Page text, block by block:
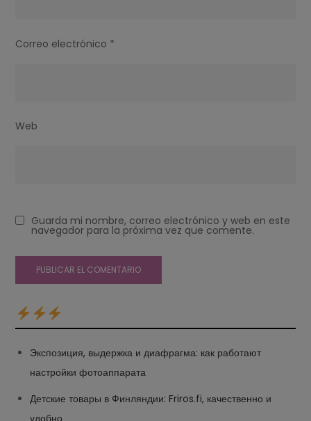
Correo electrónico *
Web
Guarda mi nombre, correo electrónico y web en este
navegador para la próxima vez que comente.
Экспозиция, выдержка и диафрагма: как работают
настройки фотоаппарата
Детские товары в Финляндии: Friros.fi, качественно и
удобно